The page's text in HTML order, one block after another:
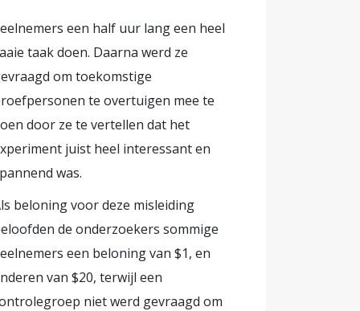
een half uur lang een heel
taak doen. Daarna werd ze
om toekomstige
te overtuigen mee te
door ze te vertellen dat het
juist heel interessant en
was.
beloning voor deze misleiding
de onderzoekers sommige
een beloning van $1, en
van $20, terwijl een
niet werd gevraagd om